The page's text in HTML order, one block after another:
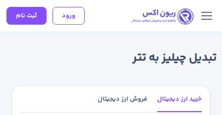
ورود ثبت نام
تبدیل چیلیز به تتر
خرید ارز دیجیتال فروش ارز دیجیتال